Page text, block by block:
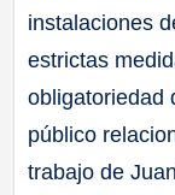
instalaciones
estrictas
obligatoriedad
público
trabajo de